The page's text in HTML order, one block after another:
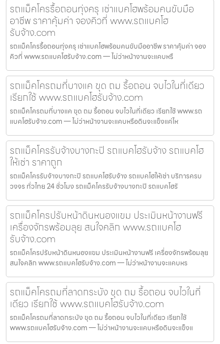
รถแม็คโครรื้อถอนทุ่งครุ เช่าแบคโฮพร้อมคนขับมือ
อาชีพ ราคาคุ้มค่า จองคิวที่ www.รถแบคโฮ
รับจ้าง.com
รถแม็คโครรื้อถอนทุ่งครุ เช่าแบคโฮพร้อมคนขับมืออาชีพ ราคาคุ้มค่า จอง
คิวที่ www.รถแบคโฮรับจ้าง.com — ไม่ว่าหน้างานจะแคบหรื
รถแม็คโครถมที่บางแค ขุด ถม รื้อถอน จบไวในที่เดียว
เรียกใช้ www.รถแบคโฮรับจ้าง.com
รถแม็คโครถมที่บางแค ขุด ถม รื้อถอน จบไวในที่เดียว เรียกใช้ www.รถ
แบคโฮรับจ้าง.com — ไม่ว่าหน้างานจะแคบหรือดินจะแข็งแค่ไห
รถแม็คโครรับจ้างบางกะปิ รถแบคโฮรับจ้าง รถแบคโฮ
ให้เช่า ราคาถูก
รถแม็คโครรับจ้างบางกะปิ รถแบคโฮรับจ้าง รถแบคโฮให้เช่า บริการครบ
วงจร ทั่วไทย 24 ชั่วโมง รถแม็คโครรับจ้างบางกะปิ รถแบคโฮรั
รถแม็คโครปรับหน้าดินหนองแขม ประเมินหน้างานฟรี
เครื่องจักรพร้อมลุย สนใจคลิก www.รถแบคโฮ
รับจ้าง.com
รถแม็คโครปรับหน้าดินหนองแขม ประเมินหน้างานฟรี เครื่องจักรพร้อมลุย
สนใจคลิก www.รถแบคโฮรับจ้าง.com — ไม่ว่าหน้างานจะแคบหร
รถแม็คโครถมที่ลาดกระบัง ขุด ถม รื้อถอน จบไวในที่
เดียว เรียกใช้ www.รถแบคโฮรับจ้าง.com
รถแม็คโครถมที่ลาดกระบัง ขุด ถม รื้อถอน จบไวในที่เดียว เรียกใช้
www.รถแบคโฮรับจ้าง.com — ไม่ว่าหน้างานจะแคบหรือดินจะแข็งแ